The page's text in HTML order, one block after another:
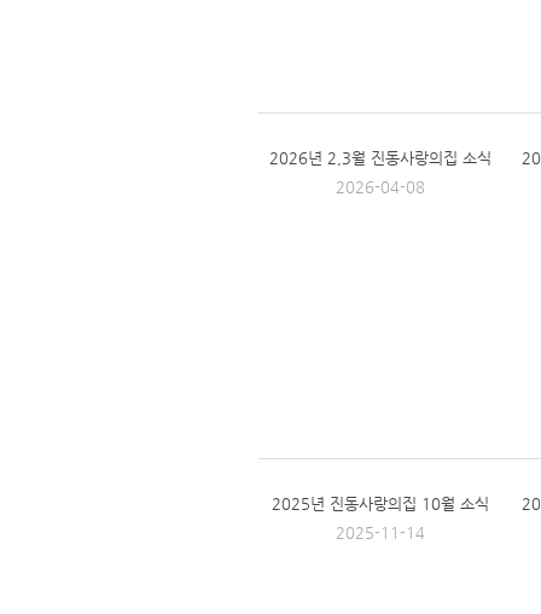
2026년 2,3월 진동사랑의집 소식
2026-04-08
2025년 진동사랑의집 10월 소식
2025-11-14